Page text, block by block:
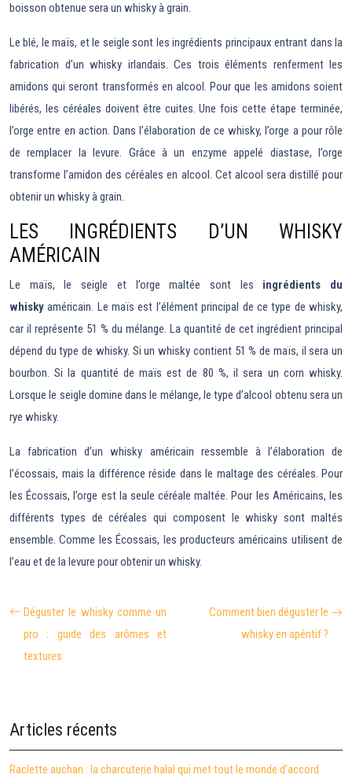
boisson obtenue sera un whisky à grain.
Le blé, le maïs, et le seigle sont les ingrédients principaux entrant dans la
fabrication d’un whisky irlandais. Ces trois éléments renferment les
amidons qui seront transformés en alcool. Pour que les amidons soient
libérés, les céréales doivent être cuites. Une fois cette étape terminée,
l’orge entre en action. Dans l’élaboration de ce whisky, l’orge a pour rôle
de remplacer la levure. Grâce à un enzyme appelé diastase, l’orge
transforme l’amidon des céréales en alcool. Cet alcool sera distillé pour
obtenir un whisky à grain.
LES INGRÉDIENTS D’UN WHISKY
AMÉRICAIN
Le maïs, le seigle et l’orge maltée sont les ingrédients du
whisky américain. Le maïs est l’élément principal de ce type de whisky,
car il représente 51 % du mélange. La quantité de cet ingrédient principal
dépend du type de whisky. Si un whisky contient 51 % de maïs, il sera un
bourbon. Si la quantité de maïs est de 80 %, il sera un corn whisky.
Lorsque le seigle domine dans le mélange, le type d’alcool obtenu sera un
rye whisky.
La fabrication d’un whisky américain ressemble à l’élaboration de
l’écossais, mais la différence réside dans le maltage des céréales. Pour
les Écossais, l’orge est la seule céréale maltée. Pour les Américains, les
différents types de céréales qui composent le whisky sont maltés
ensemble. Comme les Écossais, les producteurs américains utilisent de
l’eau et de la levure pour obtenir un whisky.
Déguster le whisky comme un
pro : guide des arômes et
textures
Comment bien déguster le
whisky en apéritif ?
Articles récents
Raclette auchan : la charcuterie halal qui met tout le monde d’accord